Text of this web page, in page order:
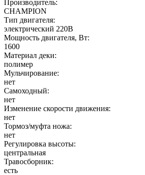
Производитель:
CHAMPION
Тип двигателя:
электрический 220В
Мощность двигателя, Вт:
1600
Материал деки:
полимер
Мульчирование:
нет
Самоходный:
нет
Изменение скорости движения:
нет
Тормоз/муфта ножа:
нет
Регулировка высоты:
центральная
Травосборник:
есть